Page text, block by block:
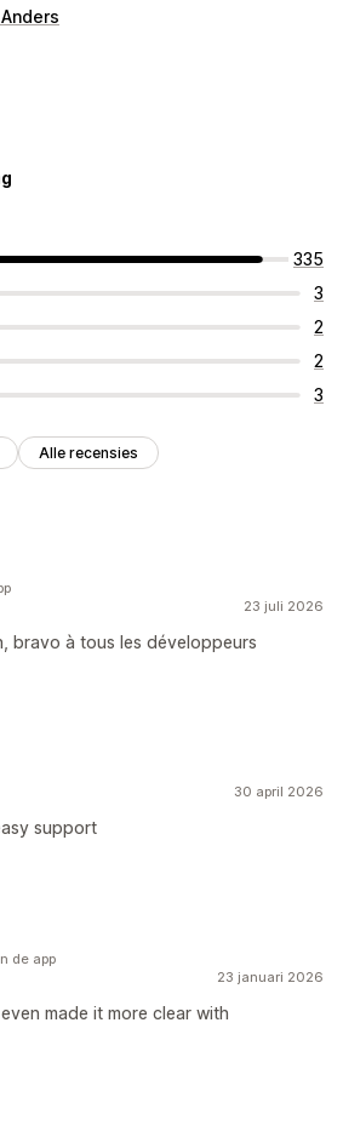
335
3
2
2
3
Alle recensies
23 juli 2026
bravo à tous les développeurs
30 april 2026
support
23 januari 2026
made it more clear with
de app